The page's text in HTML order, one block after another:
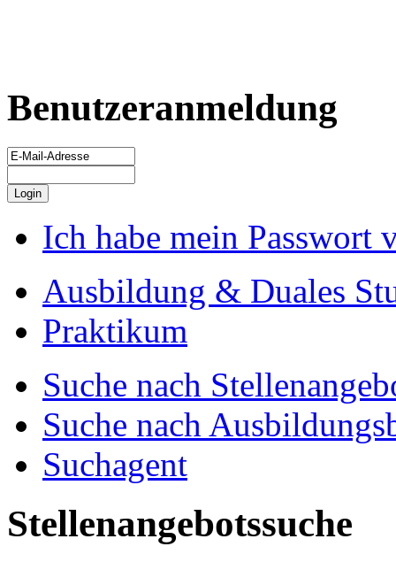
Benutzeranmeldung
Ich habe mein Passwort
Ausbildung & Duales
Praktikum
Suche nach
Suche nach
Suchagent
Stellenangebotssuche